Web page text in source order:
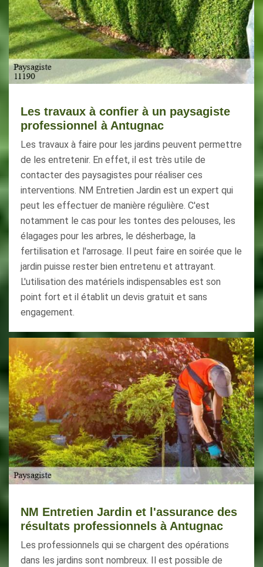
Les travaux à confier à un paysagiste
professionnel à Antugnac
Les travaux à faire pour les jardins peuvent permettre
de les entretenir. En effet, il est très utile de
contacter des paysagistes pour réaliser ces
interventions. NM Entretien Jardin est un expert qui
peut les effectuer de manière régulière. C'est
notamment le cas pour les tontes des pelouses, les
élagages pour les arbres, le désherbage, la
fertilisation et l'arrosage. Il peut faire en soirée que le
jardin puisse rester bien entretenu et attrayant.
L'utilisation des matériels indispensables est son
point fort et il établit un devis gratuit et sans
engagement.
NM Entretien Jardin et l'assurance des
résultats professionnels à Antugnac
Les professionnels qui se chargent des opérations
dans les jardins sont nombreux. Il est possible de